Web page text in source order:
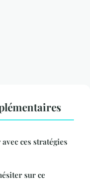
ces stratégies
sur ce